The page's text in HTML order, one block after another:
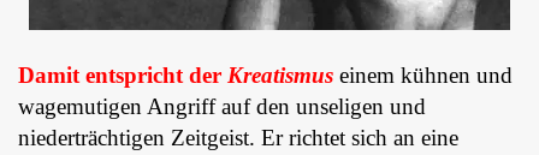
Damit entspricht der Kreatismus einem kühnen und
wagemutigen Angriff auf den unseligen und
niederträchtigen Zeitgeist. Er richtet sich an eine